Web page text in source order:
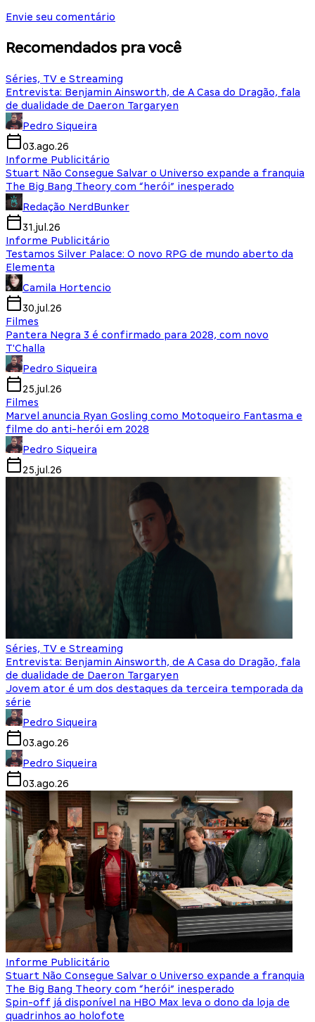
Envie seu comentário
Recomendados pra você
Séries, TV e Streaming
Entrevista: Benjamin Ainsworth, de A Casa do Dragão, fala
de dualidade de Daeron Targaryen
Pedro Siqueira
03.ago.26
Informe Publicitário
Stuart Não Consegue Salvar o Universo expande a franquia
The Big Bang Theory com “herói” inesperado
Redação NerdBunker
31.jul.26
Informe Publicitário
Testamos Silver Palace: O novo RPG de mundo aberto da
Elementa
Camila Hortencio
30.jul.26
Filmes
Pantera Negra 3 é confirmado para 2028, com novo
T'Challa
Pedro Siqueira
25.jul.26
Filmes
Marvel anuncia Ryan Gosling como Motoqueiro Fantasma e
filme do anti-herói em 2028
Pedro Siqueira
25.jul.26
Séries, TV e Streaming
Entrevista: Benjamin Ainsworth, de A Casa do Dragão, fala
de dualidade de Daeron Targaryen
Jovem ator é um dos destaques da terceira temporada da
série
Pedro Siqueira
03.ago.26
Pedro Siqueira
03.ago.26
Informe Publicitário
Stuart Não Consegue Salvar o Universo expande a franquia
The Big Bang Theory com “herói” inesperado
Spin-off já disponível na HBO Max leva o dono da loja de
quadrinhos ao holofote